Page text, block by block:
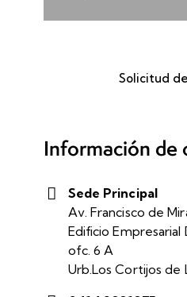
Solicitud
Información de
Sede Principal
Av. Francisco de
Edificio Empresarial
ofc. 6 A
Urb.Los Cortijos de